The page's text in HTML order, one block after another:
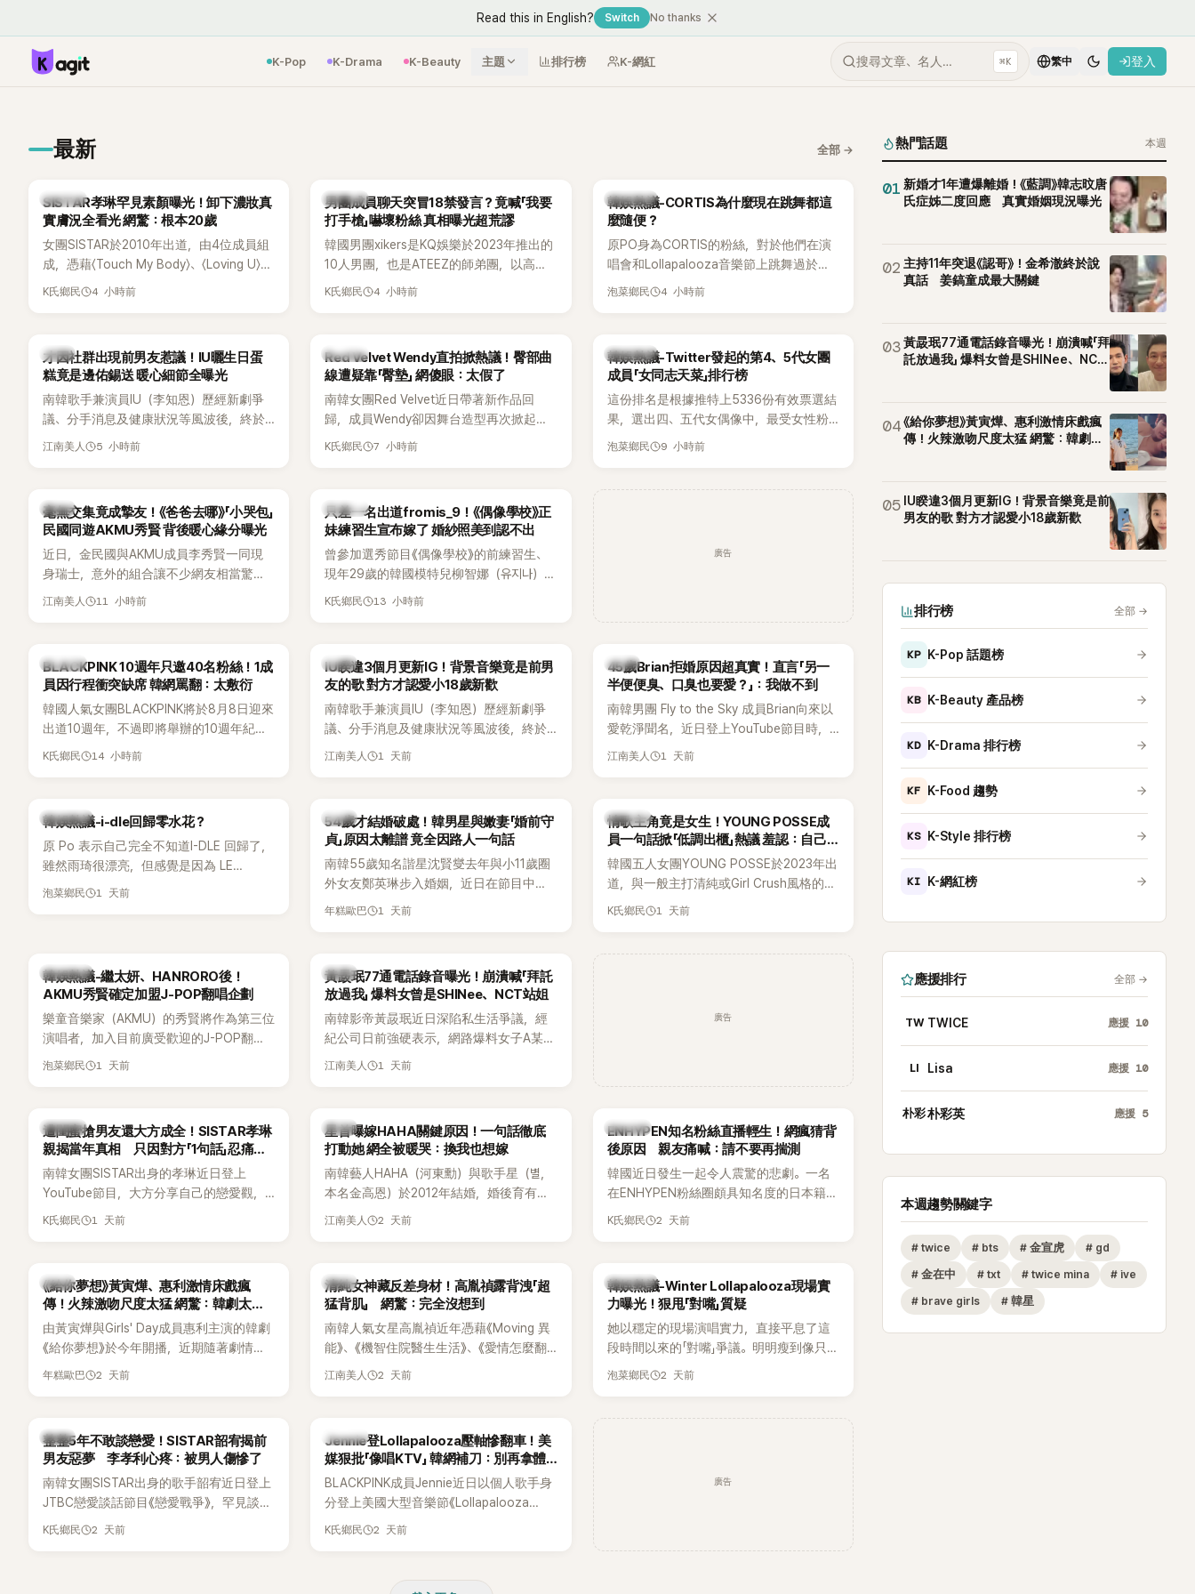
Read this in English? Switch No thanks
K-Pop K-Drama K-Beauty 主題 排行榜 K-網紅 搜尋文章、名人… ⌘K 繁中 登入
最新 全部 →
K-POP
SISTAR孝琳罕見素顏曝光！卸下濃妝真
實膚況全看光 網驚：根本20歲
女團SISTAR於2010年出道，由4位成員組
成，憑藉〈Touch My Body〉、〈Loving U〉、
〈Shake It〉等一連串夏日神曲紅遍亞洲，獲
的孝琳，近日在社群分享與「排球女王」金軟
景聚餐的日常，不僅展現兩人多年不變的
好交情，她幾乎素顏入鏡的真實模樣，也
意外掀起網友熱議。
K氏鄉民 4 小時前
K-POP
男團成員聊天突冒18禁發言？竟喊「我要
打手槍」嚇壞粉絲 真相曝光超荒謬
韓國男團xikers是KQ娛樂於2023年推出的
10人男團，也是ATEEZ的師弟團，以高完
成度舞台、充滿爆發力的表演及Hip-Hop
力。
K氏鄉民 4 小時前
熱議討論
韓娛熱議-CORTIS為什麼現在跳舞都這
麼隨便？
原PO身為CORTIS的粉絲，對於他們在演
唱會和Lollapalooza音樂節上跳舞過於隨
便感到不滿，認為舞蹈是他們走紅的重要
泡菜鄉民 4 小時前
韓星
才因社群出現前男友惹議！IU曬生日蛋
糕竟是邊佑錫送 暖心細節全曝光
南韓歌手兼演員IU（李知恩）歷經新劇爭
議、分手消息及健康狀況等風波後，終於
睽違3個月更新社群平台，一口氣曬出20
尖網友發現暗藏玄機，在韓網引發兩波討
論。
江南美人 5 小時前
K-POP
Red Velvet Wendy直拍掀熱議！臀部曲
線遭疑靠「臀墊」 網傻眼：太假了
南韓女團Red Velvet近日帶著新作品回
歸，成員Wendy卻因舞台造型再次掀起討
論。她日前才因暴瘦身形受到外界關注，
K氏鄉民 7 小時前
熱議討論
韓娛熱議-Twitter發起的第4、5代女團
成員「女同志天菜」排行榜
這份排名是根據推特上5336份有效票選結
果，選出四、五代女偶像中，最受女性粉
絲喜愛的成員。其中，HATS2HEARTS成
泡菜鄉民 9 小時前
韓星
毫無交集竟成摯友！《爸爸去哪》「小哭包」
民國同遊AKMU秀賢 背後暖心緣分曝光
近日，金民國與AKMU成員李秀賢一同現
身瑞士，意外的組合讓不少網友相當驚
訝。兩人過去幾乎沒有公開交集，如今卻
江南美人 11 小時前
K-POP
只差一名出道fromis_9！《偶像學校》正
妹練習生宣布嫁了 婚紗照美到認不出
曾參加選秀節目《偶像學校》的前練習生、
現年29歲的韓國模特兒柳智娜（유지나），
近日無預警在社群平台公開一系列婚紗
K氏鄉民 13 小時前
廣告
K-POP
BLACKPINK 10週年只邀40名粉絲！1成
員因行程衝突缺席 韓網罵翻：太敷衍
韓國人氣女團BLACKPINK將於8月8日迎來
出道10週年，不過即將舉辦的10週年紀念
Meet & Greet活動，依舊無法看到四人合
絲熱議。
K氏鄉民 14 小時前
韓星
IU睽違3個月更新IG！背景音樂竟是前男
友的歌 對方才認愛小18歲新歡
南韓歌手兼演員IU（李知恩）歷經新劇爭
議、分手消息及健康狀況等風波後，終於
睽違3個月更新社群平台，一口氣曬出20
音樂，意外掀起韓網討論。
江南美人 1 天前
韓星
45歲Brian拒婚原因超真實！直言「另一
半便便臭、口臭也要愛？」：我做不到
南韓男團 Fly to the Sky 成員Brian向來以
愛乾淨聞名，近日登上YouTube節目時，
再度談到自己的婚姻觀，直言無法理解「連
江南美人 1 天前
熱議討論
韓娛熱議-i-dle回歸零水花？
原 Po 表示自己完全不知道I-DLE 回歸了，
雖然雨琦很漂亮，但感覺是因為 LE
SSERAFIM 和 aespa 佔據了市場。
泡菜鄉民 1 天前
韓星
54歲才結婚破處！韓男星與嫩妻「婚前守
貞」原因太離譜 竟全因路人一句話
南韓55歲知名諧星沈賢燮去年與小11歲圈
外女友鄭英琳步入婚姻，近日在節目中分
享與妻子的戀愛故事，笑稱兩人原本想享
前一直堅守「婚前守貞」的原因之一。
年糕歐巴 1 天前
K-POP
情歌主角竟是女生！YOUNG POSSE成
員一句話掀「低調出櫃」熱議 羞認：自己
都不敢聽
韓國五人女團YOUNG POSSE於2023年出
道，與一般主打清純或Girl Crush風格的女
團不同，她們以濃厚的Hip-Hop元素、自
識度的新生代代表之一。
K氏鄉民 1 天前
熱議討論
韓娛熱議-繼太妍、HANRORO後！
AKMU秀賢確定加盟J-POP翻唱企劃
樂童音樂家（AKMU）的秀賢將作為第三位
演唱者，加入目前廣受歡迎的J-POP翻唱
企劃。繼太妍和Hanroro之後，秀賢已獲
泡菜鄉民 1 天前
韓星
黃晸珉77通電話錄音曝光！崩潰喊「拜託
放過我」 爆料女曾是SHINee、NCT站姐
南韓影帝黃晸珉近日深陷私生活爭議，經
紀公司日前強硬表示，網路爆料女子A某涉
嫌長期跟蹤黃晸珉，已正式採取法律行
的單方面騷擾。如今，韓媒《Dispatch》再
曝光雙方77通電話的錄音內容，而A也首
度承認自己過去曾是SHINee、NCT等偶像
團體的「站姐」，事件持續延燒。
江南美人 1 天前
廣告
K-POP
遭閨蜜搶男友還大方成全！SISTAR孝琳
親揭當年真相 只因對方「1句話」忍痛放
手
南韓女團SISTAR出身的孝琳近日登上
YouTube節目，大方分享自己的戀愛觀，
更首度坦承過去曾遭最好的朋友搶走男
K氏鄉民 1 天前
韓星
星首曝嫁HAHA關鍵原因！一句話徹底
打動她 網全被暖哭：換我也想嫁
南韓藝人HAHA（河東勳）與歌手星（별，
本名金高恩）於2012年結婚，婚後育有兩
子一女，一家五口生活幸福美滿，也是韓
步入婚姻的最大理由。
江南美人 2 天前
K-POP
ENHYPEN知名粉絲直播輕生！網瘋猜背
後原因 親友痛喊：請不要再揣測
韓國近日發生一起令人震驚的悲劇。一名
在ENHYPEN粉絲圈頗具知名度的日本籍女
粉絲，日前在TikTok直播期間輕生，最終
止揣測，盼逝者安息。
K氏鄉民 2 天前
韓劇
《給你夢想》黃寅燁、惠利激情床戲瘋
傳！火辣激吻尺度太猛 網驚：韓劇太敢
拍
由黃寅燁與Girls' Day成員惠利主演的韓劇
《給你夢想》於今年開播，近期隨著劇情進
入高潮，男女主角的感情線快速升溫。最
年糕歐巴 2 天前
韓星
清純女神藏反差身材！高胤禎露背洩「超
猛背肌」 網驚：完全沒想到
南韓人氣女星高胤禎近年憑藉《Moving 異
能》、《機智住院醫生生活》、《愛情怎麼翻
譯？》、《努力克服自卑的我們》等多部熱門
近況照意外掀起熱議，不是因為仙氣十足
的美貌，而是藏在纖細身材下的超狂背肌
與肩膀線條，反差感十足，讓不少網友看
傻直呼：「原來她身材這麼猛！」
江南美人 2 天前
熱議討論
韓娛熱議-Winter Lollapalooza現場實
力曝光！狠甩「對嘴」質疑
她以穩定的現場演唱實力，直接平息了這
段時間以來的「對嘴」爭議。明明瘦到像只剩
骨頭，怎麼還能唱出這麼驚人的爆發力和
泡菜鄉民 2 天前
韓星
整整5年不敢談戀愛！SISTAR韶宥揭前
男友惡夢 李孝利心疼：被男人傷慘了
南韓女團SISTAR出身的歌手韶宥近日登上
JTBC戀愛談話節目《戀愛戰爭》，罕見談及
自己的感情生活，不僅坦言已經整整5年沒
K氏鄉民 2 天前
K-POP
Jennie登Lollapalooza壓軸慘翻車！美
媒狠批「像唱KTV」 韓網補刀：別再拿體
力當藉口
BLACKPINK成員Jennie近日以個人歌手身
分登上美國大型音樂節《Lollapalooza
Chicago》主舞台，不僅成為首位擔任該音
K氏鄉民 2 天前
廣告
熱門話題 本週
01 新婚才1年遭爆離婚！《藍調》韓志旼唐
氏症姊二度回應 真實婚姻現況曝光
02 主持11年突退《認哥》！金希澈終於說
真話 姜鎬童成最大關鍵
03黃晸珉77通電話錄音曝光！崩潰喊「拜
託放過我」 爆料女曾是SHINee、NCT
04《給你夢想》黃寅燁、惠利激情床戲瘋
傳！火辣激吻尺度太猛 網驚：韓劇太
05 IU睽違3個月更新IG！背景音樂竟是前
男友的歌 對方才認愛小18歲新歡
排行榜 全部 →
KP K-Pop 話題榜
KB K-Beauty 產品榜
KD K-Drama 排行榜
KF K-Food 趨勢
KS K-Style 排行榜
KI K-網紅榜
應援排行 全部 →
TW TWICE 應援 10
LI Lisa 應援 10
朴彩朴彩英 應援 5
本週趨勢關鍵字
# twice # bts # 金宣虎 # gd
# 金在中 # txt # twice mina # ive
# brave girls # 韓星